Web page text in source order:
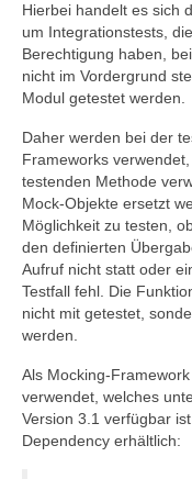
Hierbei handelt es sich
um Integrationstests,
Berechtigung haben,
nicht im Vordergrund
Modul getestet werden.
Daher werden bei der
Frameworks
testenden Methode
Mock-Objekte ersetzt
Möglichkeit zu testen,
den definierten
Aufruf nicht statt oder
Testfall fehl. Die
nicht mit getestet,
werden.
Als Mocking-
verwendet, welches
Version 3.1 verfügbar
Dependency erhältlich: